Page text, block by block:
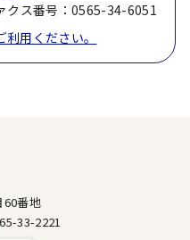
ス番号：0565-34-6051
用ください。
番地
33-2221